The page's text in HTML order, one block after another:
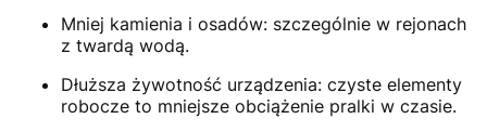
Mniej kamienia i osadów: szczególnie w rejonach
z twardą wodą.
Dłuższa żywotność urządzenia: czyste elementy
robocze to mniejsze obciążenie pralki w czasie.